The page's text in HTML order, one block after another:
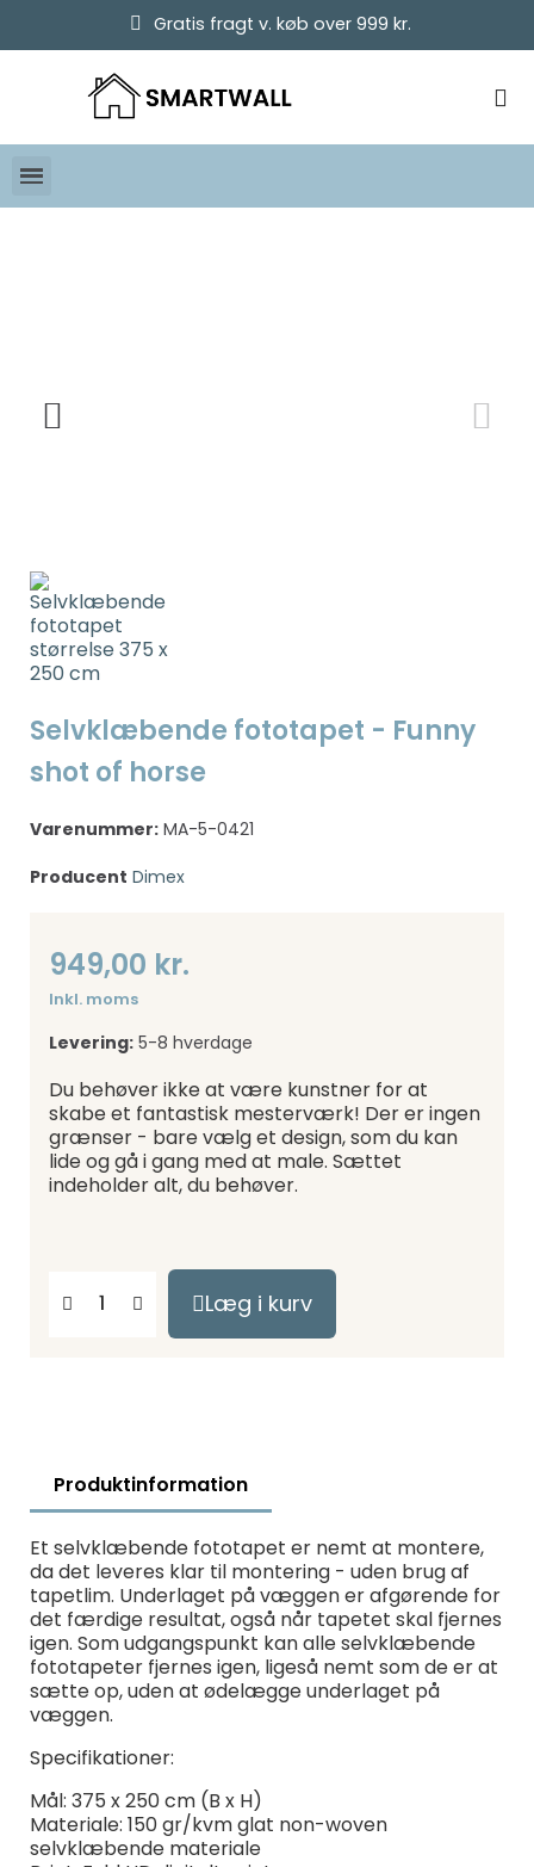
Gratis fragt v. køb over 999 kr.
Selvklæbende fototapet - Funny
shot of horse
Varenummer: MA-5-0421
Producent Dimex
949,00 kr.
Inkl. moms
Levering: 5-8 hverdage
Du behøver ikke at være kunstner for at
skabe et fantastisk mesterværk! Der er ingen
grænser - bare vælg et design, som du kan
lide og gå i gang med at male. Sættet
indeholder alt, du behøver.
Læg i kurv
Produktinformation
Et selvklæbende fototapet er nemt at montere,
da det leveres klar til montering - uden brug af
tapetlim. Underlaget på væggen er afgørende for
det færdige resultat, også når tapetet skal fjernes
igen. Som udgangspunkt kan alle selvklæbende
fototapeter fjernes igen, ligeså nemt som de er at
sætte op, uden at ødelægge underlaget på
væggen.
Specifikationer:
Mål: 375 x 250 cm (B x H)
Materiale: 150 gr/kvm glat non-woven
selvklæbende materiale